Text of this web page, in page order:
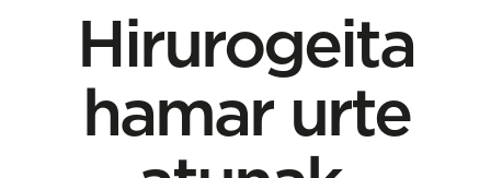
Hirurogeita
hamar urte